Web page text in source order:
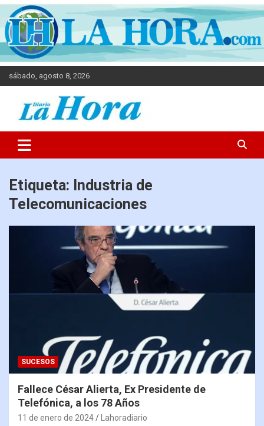
sábado, agosto 8, 2026
Diario La Hora
Etiqueta: Industria de
Telecomunicaciones
SUCESOS
Fallece César Alierta, Ex Presidente de
Telefónica, a los 78 Años
11 de enero de 2024 Lahoradiario